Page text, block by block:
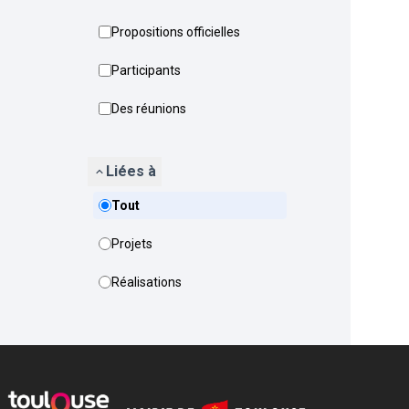
Propositions officielles
Participants
Des réunions
Liées à
Tout
Projets
Réalisations